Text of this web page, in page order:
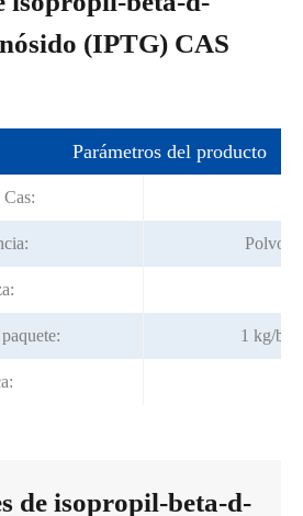
(IPTG) CAS
Parámetros del producto
Polvo
1 kg/
de isopropil-beta-d-